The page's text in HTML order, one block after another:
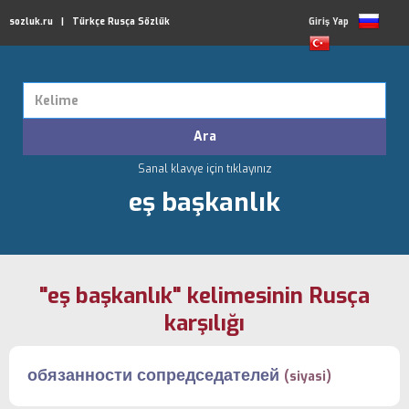
sozluk.ru | Türkçe Rusça Sözlük Giriş Yap
Sanal klavye için tıklayınız
eş başkanlık
"eş başkanlık" kelimesinin Rusça
karşılığı
обязанности сопредседателей (siyasi)